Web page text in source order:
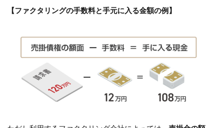
【ファクタリングの手数料と手元に入る金額の例】